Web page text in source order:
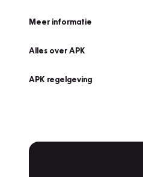
Meer informatie
Alles over APK
APK regelgeving